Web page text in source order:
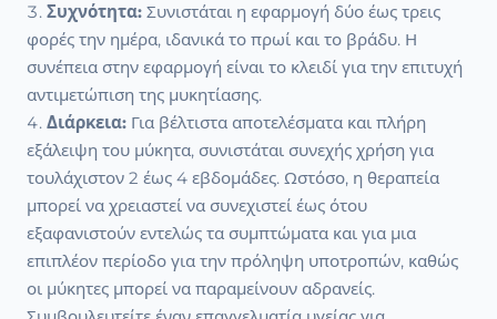
Συχνότητα: Συνιστάται η εφαρμογή δύο έως τρεις
φορές την ημέρα, ιδανικά το πρωί και το βράδυ. Η
συνέπεια στην εφαρμογή είναι το κλειδί για την επιτυχή
αντιμετώπιση της μυκητίασης.
Διάρκεια: Για βέλτιστα αποτελέσματα και πλήρη
εξάλειψη του μύκητα, συνιστάται συνεχής χρήση για
τουλάχιστον 2 έως 4 εβδομάδες. Ωστόσο, η θεραπεία
μπορεί να χρειαστεί να συνεχιστεί έως ότου
εξαφανιστούν εντελώς τα συμπτώματα και για μια
επιπλέον περίοδο για την πρόληψη υποτροπών, καθώς
οι μύκητες μπορεί να παραμείνουν αδρανείς.